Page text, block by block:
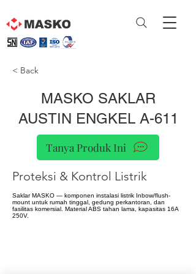
< Back
MASKO SAKLAR
AUSTIN ENGKEL A-611
Tanya Produk Ini
Proteksi & Kontrol Listrik
Saklar MASKO — komponen instalasi listrik Inbow/flush-
mount untuk rumah tinggal, gedung perkantoran, dan
fasilitas komersial. Material ABS tahan lama, kapasitas 16A
250V.